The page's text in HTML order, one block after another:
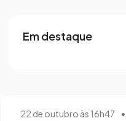
Em destaque
poeta bageense
22 de outubro às 16h47
•